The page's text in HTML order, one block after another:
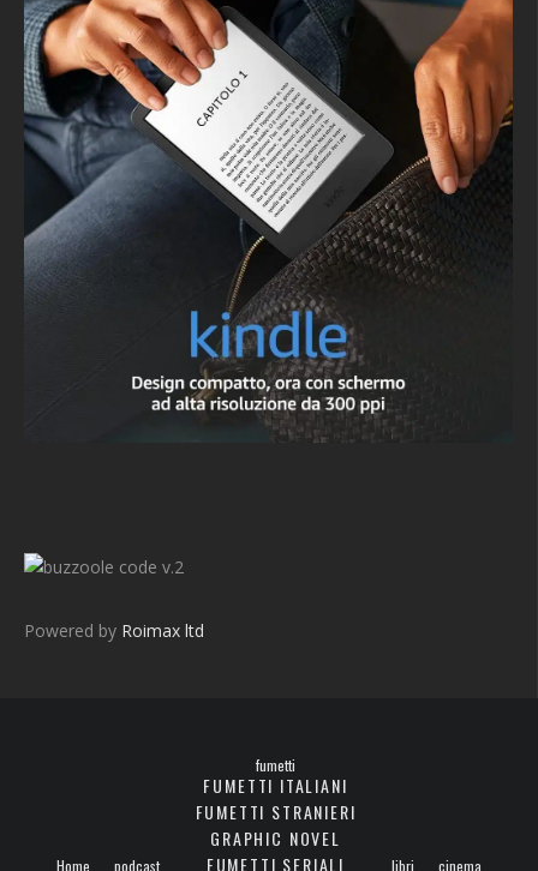
v.2
Powered by Roimax ltd
Home podcast
fumetti
FUMETTI ITALIANI
FUMETTI STRANIERI
GRAPHIC NOVEL
FUMETTI SERIALI
libri cinema